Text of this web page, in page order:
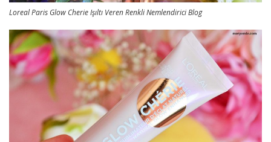
Loreal Paris Glow Cherie Işıltı Veren Renkli Nemlendirici Blog